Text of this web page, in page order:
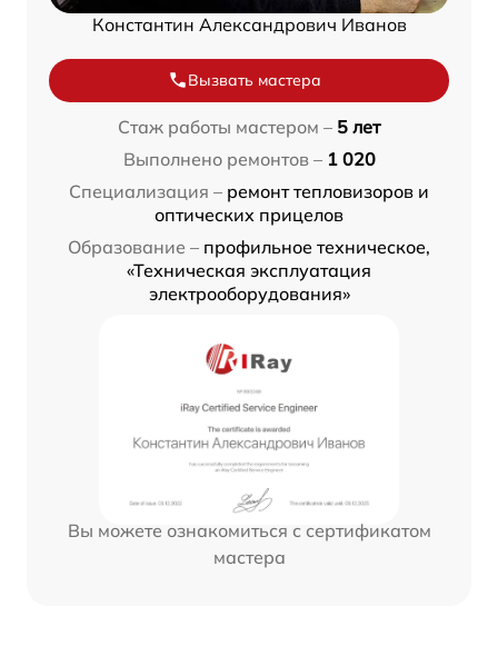
Константин Александрович Иванов
Вызвать мастера
Стаж работы мастером – 5 лет
Выполнено ремонтов – 1 020
Специализация – ремонт тепловизоров и
оптических прицелов
Образование – профильное техническое,
«Техническая эксплуатация
электрооборудования»
Вы можете ознакомиться с сертификатом
мастера